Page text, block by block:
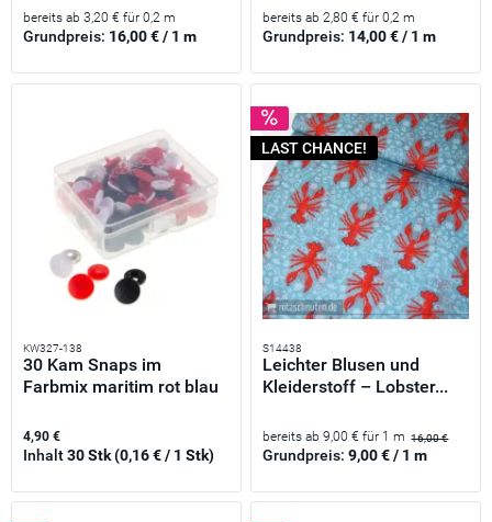
bereits ab 3,20 € für 0,2 m
Grundpreis: 16,00 € / 1 m
bereits ab 2,80 € für 0,2 m
Grundpreis: 14,00 € / 1 m
KW327-138
30 Kam Snaps im
Farbmix maritim rot blau
4,90 €
Inhalt30 Stk(0,16 € / 1 Stk)
LAST CHANCE!
S14438
Leichter Blusen und
Kleiderstoff – Lobster...
bereits ab 9,00 € für 1 m 16,00 €
Grundpreis:9,00 € / 1 m